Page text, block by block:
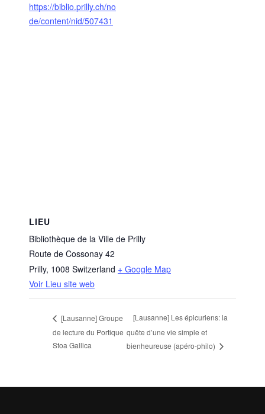
https://biblio.prilly.ch/no
de/content/nid/507431
LIEU
Bibliothèque de la Ville de Prilly
Route de Cossonay 42
Prilly, 1008 Switzerland + Google Map
Voir Lieu site web
[Lausanne] Groupe
de lecture du Portique
Stoa Gallica
[Lausanne] Les épicuriens: la
quête d’une vie simple et
bienheureuse (apéro-philo)